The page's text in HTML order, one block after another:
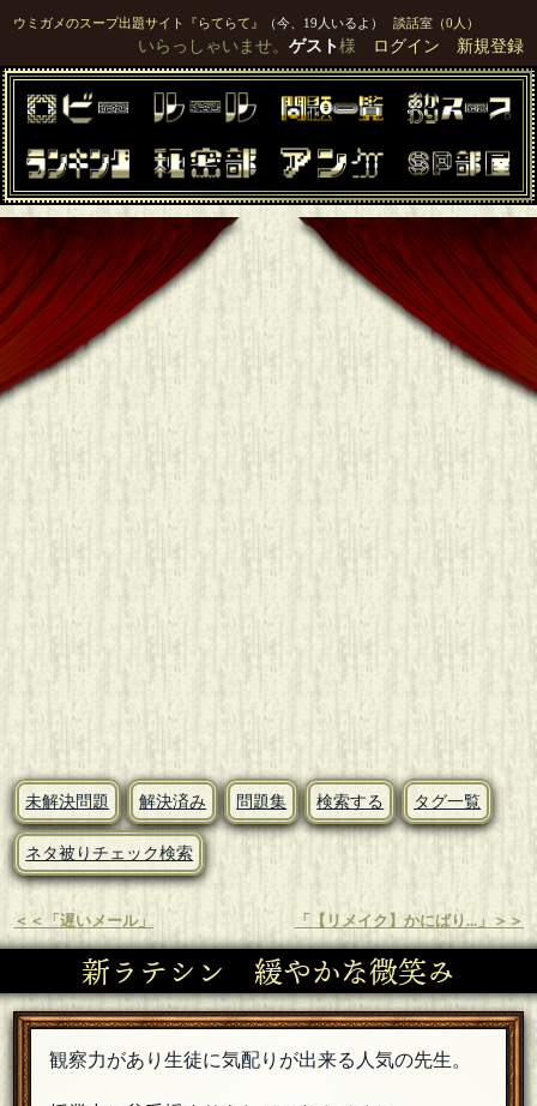
ウミガメのスープ出題サイト『らてらて』 （今、19人いるよ） 談話室（0人）
いらっしゃいませ。 ゲスト様 ログイン 新規登録
未解決問題 解決済み 問題集 検索する タグ一覧
ネタ被りチェック検索
＜＜「遅いメール」 「【リメイク】かにばり...」＞＞
新ラテシン 緩やかな微笑み
観察力があり生徒に気配りが出来る人気の先生。